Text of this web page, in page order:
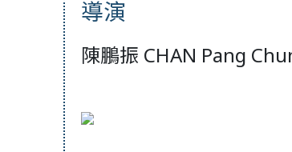
導演
陳鵬振 CHAN Pang